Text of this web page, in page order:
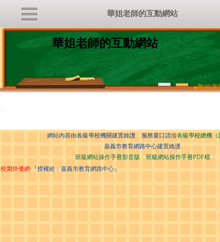
華姐老師的互動網站
●華姐老
:::
網站內容由各級學校機關建置維護 服務窗口請洽各級學校總機（
嘉義市教育網路中心建置維護
班級網站操作手冊影音版
班級網站操作手冊PDF檔
校園快優網‧『授權給：嘉義市教育網路中心』
華姐老師的互動網站